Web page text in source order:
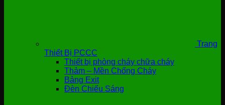
Trang
Thiết Bị PCCC
Thiết bị phòng cháy chữa cháy
Thảm – Mền Chống Cháy
Bảng Exit
Đèn Chiếu Sáng